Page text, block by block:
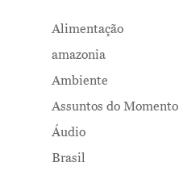
Alimentação
amazonia
Ambiente
Assuntos do Momento
Áudio
Brasil